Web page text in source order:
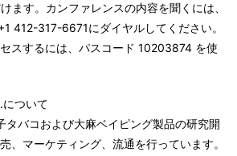
ます。カンファレンスの内容を聞くには、
412-317-6671にダイヤルしてください。
スするには、パスコード 10203874 を使
について
タバコおよび大麻ベイピング製品の研究開
、マーケティング、流通を行っています。